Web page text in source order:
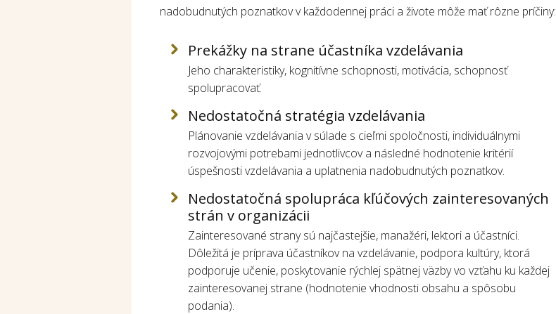
nadobudnutých poznatkov v každodennej práci a živote môže mať rôzne príčiny:
Prekážky na strane účastníka vzdelávania
Jeho charakteristiky, kognitívne schopnosti, motivácia, schopnosť
spolupracovať.
Nedostatočná stratégia vzdelávania
Plánovanie vzdelávania v súlade s cieľmi spoločnosti, individuálnymi
rozvojovými potrebami jednotlivcov a následné hodnotenie kritérií
úspešnosti vzdelávania a uplatnenia nadobudnutých poznatkov.
Nedostatočná spolupráca kľúčových zainteresovaných
strán v organizácii
Zainteresované strany sú najčastejšie, manažéri, lektori a účastníci.
Dôležitá je príprava účastníkov na vzdelávanie, podpora kultúry, ktorá
podporuje učenie, poskytovanie rýchlej spätnej väzby vo vzťahu ku každej
zainteresovanej strane (hodnotenie vhodnosti obsahu a spôsobu
podania).